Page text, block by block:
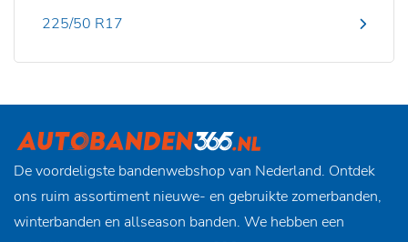
225/50 R17
De voordeligste bandenwebshop van Nederland. Ontdek
ons ruim assortiment nieuwe- en gebruikte zomerbanden,
winterbanden en allseason banden. We hebben een